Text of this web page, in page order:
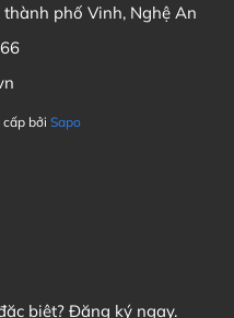
phố Vinh, Nghệ An
cấp bởi Sapo
biệt? Đăng ký ngay.